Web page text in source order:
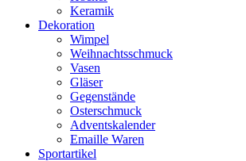
Keramik
Dekoration
Wimpel
Weihnachtsschmuck
Vasen
Gläser
Gegenstände
Osterschmuck
Adventskalender
Emaille Waren
Sportartikel